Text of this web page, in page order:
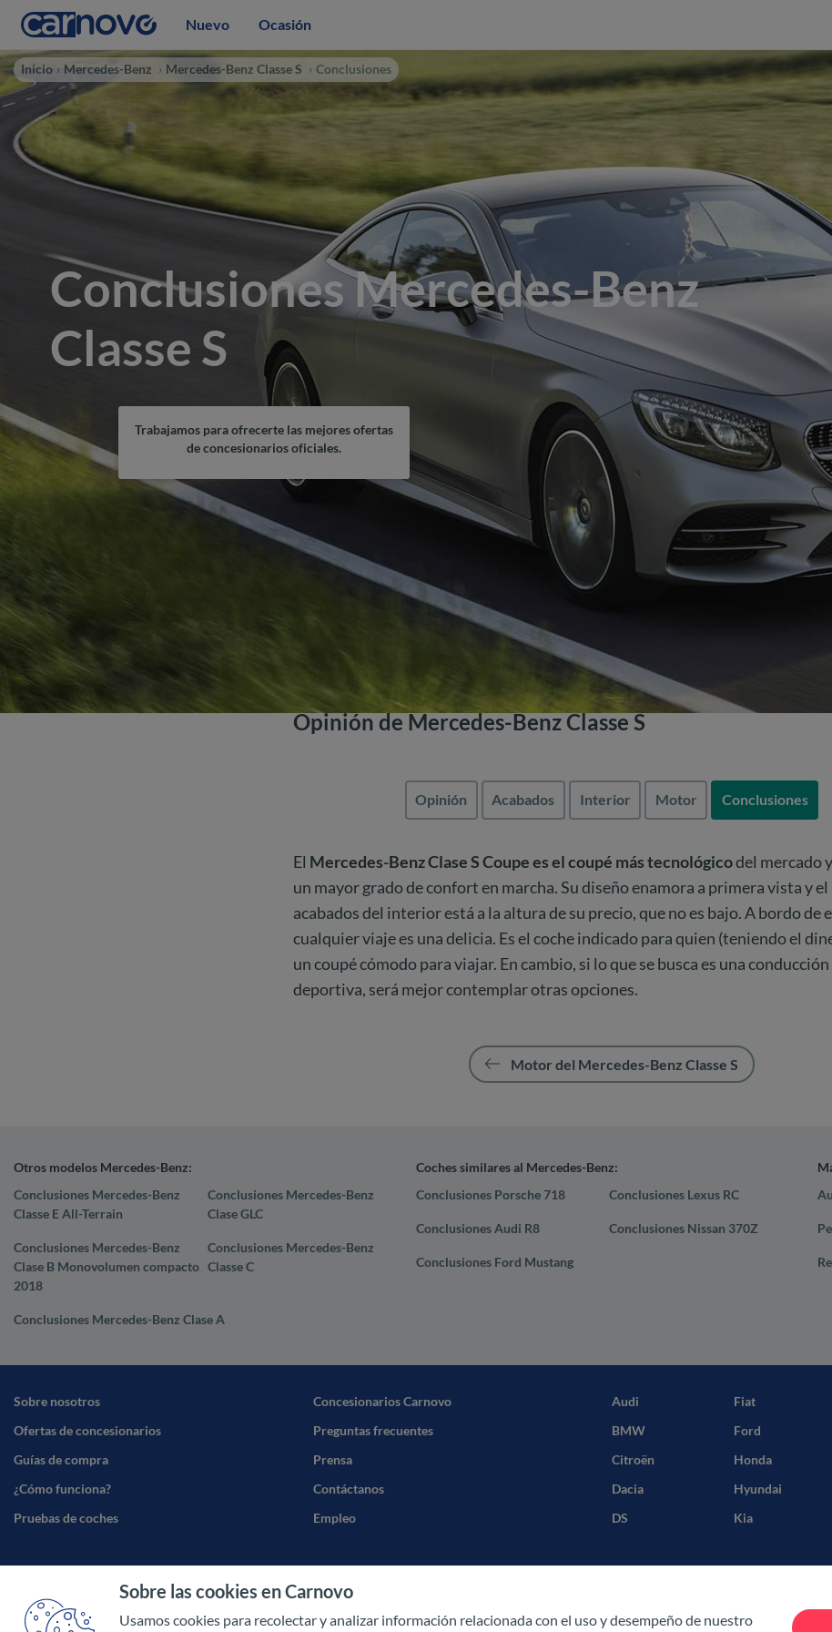
Nuevo Ocasión
Inicio Mercedes-Benz Mercedes-Benz Classe S Conclusiones
Conclusiones Mercedes-Benz
Classe S
Trabajamos para ofrecerte las mejores ofertas
de concesionarios oficiales.
Opinión de Mercedes-Benz Classe S
Opinión Acabados Interior Motor Conclusiones
El Mercedes-Benz Clase S Coupe es elcoupé más tecnológicodel mercado
un mayor grado de confort en marcha. Su diseño enamora a primera vista y
acabados del interior está a la altura de su precio, que no es bajo. A bordo de
cualquier viaje es una delicia. Es el coche indicado para quien (teniendo el
un coupé cómodo para viajar. En cambio, si lo que se busca es una conducción
deportiva, será mejor contemplar otras opciones.
Motor del Mercedes-Benz Classe S
Otros modelos Mercedes-Benz:
Conclusiones Mercedes-Benz
Classe E All-Terrain
Conclusiones Mercedes-Benz
Clase GLC
Conclusiones Mercedes-Benz
Clase B Monovolumen compacto
2018
Conclusiones Mercedes-Benz
Classe C
Conclusiones Mercedes-Benz Clase A
Coches similares al Mercedes-Benz:
Conclusiones Porsche 718
Conclusiones Lexus RC
Conclusiones Audi R8 Conclusiones Nissan 370Z
Conclusiones Ford Mustang
Sobre las cookies en Carnovo
Usamos cookies para recolectar y analizar información relacionada con el uso y desempeño de nuestro
Sobre nosotros
Ofertas de concesionarios
Guías de compra
¿Cómo funciona?
Pruebas de coches
Concesionarios Carnovo
Preguntas frecuentes
Prensa
Contáctanos
Empleo
Audi
BMW
Citroën
Dacia
DS
Fiat
Ford
Honda
Hyundai
Kia
Términos y condiciones
Política de privacidad